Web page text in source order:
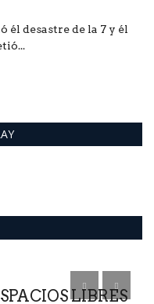
él desastre de la 7 y él
LIBRES